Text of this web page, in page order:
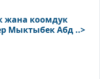
жана коомдук
Мыктыбек Абд ..>